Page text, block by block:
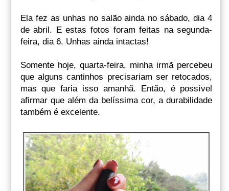
Ela fez as unhas no salão ainda no sábado, dia 4
de abril. E estas fotos foram feitas na segunda-
feira, dia 6. Unhas ainda intactas!
Somente hoje, quarta-feira, minha irmã percebeu
que alguns cantinhos precisariam ser retocados,
mas que faria isso amanhã. Então, é possível
afirmar que além da belíssima cor, a durabilidade
também é excelente.